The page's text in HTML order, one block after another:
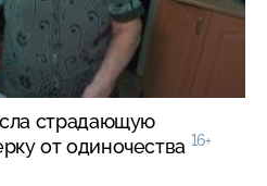
страдающую
от одиночества 16+